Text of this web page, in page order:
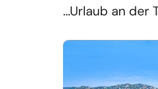
...Urlaub an der